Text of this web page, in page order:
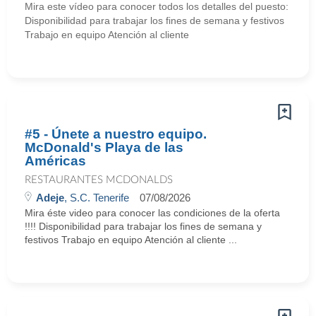
Mira este vídeo para conocer todos los detalles del puesto:
Disponibilidad para trabajar los fines de semana y festivos
Trabajo en equipo Atención al cliente
#5 - Únete a nuestro equipo.
McDonald's Playa de las
Américas
RESTAURANTES MCDONALDS
Adeje, S.C. Tenerife 07/08/2026
Mira éste video para conocer las condiciones de la oferta
!!!! Disponibilidad para trabajar los fines de semana y
festivos Trabajo en equipo Atención al cliente ...